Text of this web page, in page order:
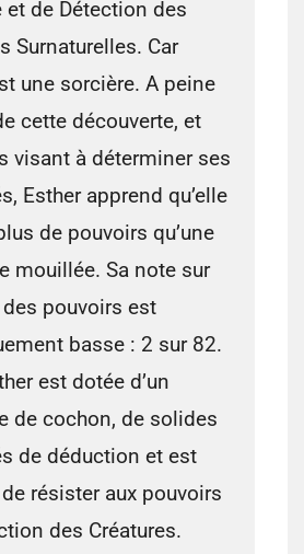
et de Détection des
Surnaturelles. Car
une sorcière. A peine
cette découverte, et
visant à déterminer ses
Esther apprend qu’elle
de pouvoirs qu’une
mouillée. Sa note sur
des pouvoirs est
basse : 2 sur 82.
est dotée d’un
de cochon, de solides
de déduction et est
résister aux pouvoirs
des Créatures.